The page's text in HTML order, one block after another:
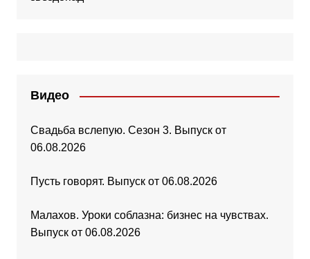
Видео
Свадьба вслепую. Сезон 3. Выпуск от
06.08.2026
Пусть говорят. Выпуск от 06.08.2026
Малахов. Уроки соблазна: бизнес на чувствах.
Выпуск от 06.08.2026